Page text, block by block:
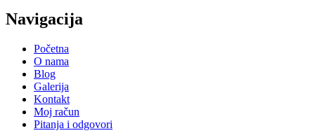
Navigacija
Početna
O nama
Blog
Galerija
Kontakt
Moj račun
Pitanja i odgovori